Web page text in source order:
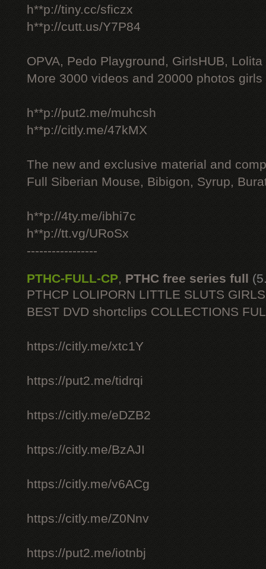
h**p://tiny.cc/sficzx
h**p://cutt.us/Y7P84
OPVA, Pedo Playground, GirlsHUB, Lolita
More 3000 videos and 20000 photos
h**p://put2.me/muhcsh
h**p://citly.me/47kMX
The new and exclusive material and
Full Siberian Mouse, Bibigon, Syrup,
h**p://4ty.me/ibhi7c
h**p://tt.vg/URoSx
-----------------
PTHC-FULL-CP, PTHC free series full
PTHCP LOLIPORN LITTLE SLUTS
BEST DVD shortclips COLLECTIONS
https://citly.me/xtc1Y
https://put2.me/tidrqi
https://citly.me/eDZB2
https://citly.me/BzAJI
https://citly.me/v6ACg
https://citly.me/Z0Nnv
https://put2.me/iotnbj